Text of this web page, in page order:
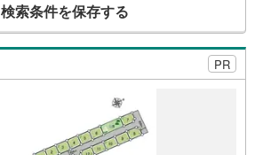
検索条件を保存する
PR